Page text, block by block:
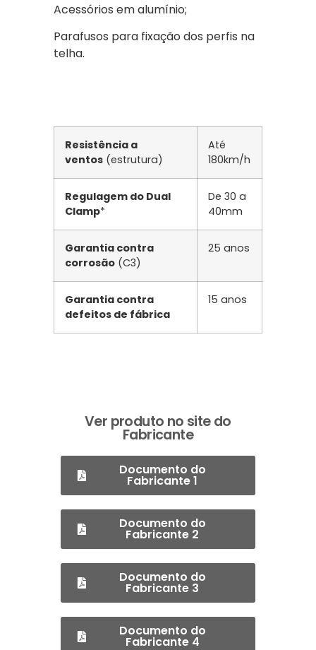
Acessórios em alumínio;
Parafusos para fixação dos perfis na
telha.
Resistência a
ventos (estrutura)
Até
180km/h
Regulagem do Dual
Clamp*
De 30 a
40mm
Garantia contra
corrosão (C3)
25 anos
Garantia contra
defeitos de fábrica
15 anos
Ver produto no site do
Fabricante
Documento do
Fabricante 1
Documento do
Fabricante 2
Documento do
Fabricante 3
Documento do
Fabricante 4